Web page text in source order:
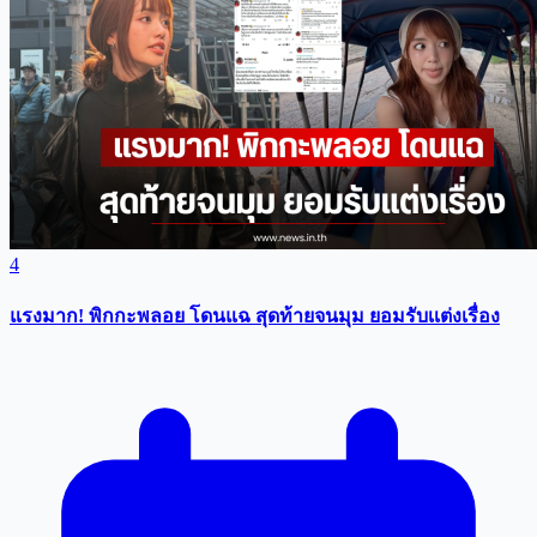
4
แรงมาก! พิกกะพลอย โดนแฉ สุดท้ายจนมุม ยอมรับเเต่งเรื่อง